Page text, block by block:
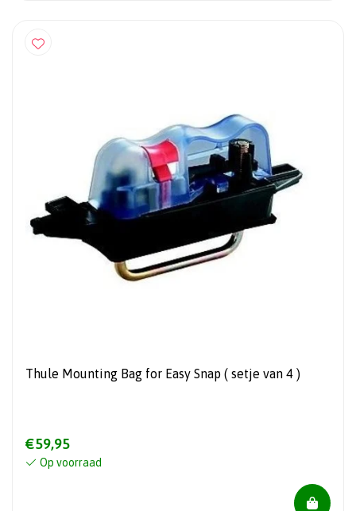
Thule Mounting Bag for Easy Snap ( setje van 4 )
€59,95
Op voorraad